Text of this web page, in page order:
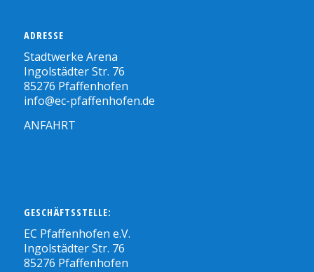
ADRESSE
Stadtwerke Arena
Ingolstädter Str. 76
85276 Pfaffenhofen
info@ec-pfaffenhofen.de
ANFAHRT
GESCHÄFTSSTELLE:
EC Pfaffenhofen e.V.
Ingolstädter Str. 76
85276 Pfaffenhofen